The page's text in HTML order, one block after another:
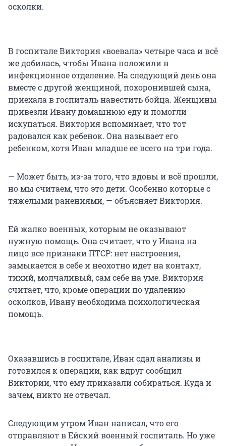
осколки.
В госпитале Виктория «воевала» четыре часа и всё
же добилась, чтобы Ивана положили в
инфекционное отделение. На следующий день она
вместе с другой женщиной, похоронившей сына,
приехала в госпиталь навестить бойца. Женщины
привезли Ивану домашнюю еду и помогли
искупаться. Виктория вспоминает, что тот
радовался как ребенок. Она называет его
ребенком, хотя Иван младше ее всего на три года.
— Может быть, из-за того, что вдовы и всё прошли,
но мы считаем, что это дети. Особенно которые с
тяжелыми ранениями, — объясняет Виктория.
Ей жалко военных, которым не оказывают
нужную помощь. Она считает, что у Ивана на
лицо все признаки ПТСР: нет настроения,
замыкается в себе и неохотно идет на контакт,
тихий, молчаливый, сам себе на уме. Виктория
считает, что, кроме операции по удалению
осколков, Ивану необходима психологическая
помощь.
Оказавшись в госпитале, Иван сдал анализы и
готовился к операции, как вдруг сообщил
Виктории, что ему приказали собираться. Куда и
зачем, никто не отвечал.
Следующим утром Иван написал, что его
отправляют в Ейский военный госпиталь. Но уже